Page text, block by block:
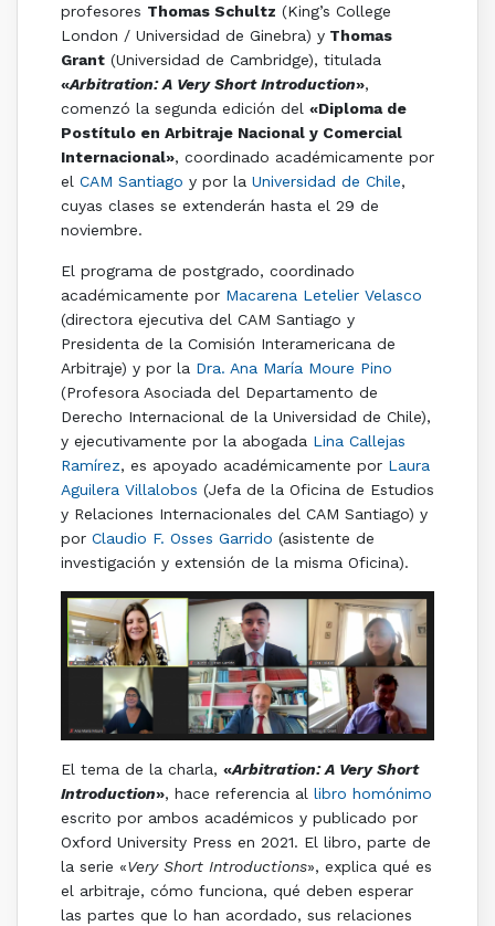
profesores Thomas Schultz (King’s College
London / Universidad de Ginebra) yThomas
Grant(Universidad de Cambridge), titulada
«Arbitration: A Very Short Introduction»,
comenzó la segunda edición del «Diploma de
Postítulo en Arbitraje Nacional y Comercial
Internacional», coordinado académicamente por
el CAM Santiago y por la Universidad de Chile,
cuyas clases se extenderán hasta el 29 de
noviembre.
El programa de postgrado, coordinado
académicamente por Macarena Letelier Velasco
(directora ejecutiva del CAM Santiago y
Presidenta de la Comisión Interamericana de
Arbitraje) y por la Dra. Ana María Moure Pino
(Profesora Asociada del Departamento de
Derecho Internacional de la Universidad de Chile),
y ejecutivamente por la abogada Lina Callejas
Ramírez, es apoyado académicamente por Laura
Aguilera Villalobos (Jefa de la Oficina de Estudios
y Relaciones Internacionales del CAM Santiago) y
por Claudio F. Osses Garrido (asistente de
investigación y extensión de la misma Oficina).
El tema de la charla, «Arbitration: A Very Short
Introduction», hace referencia al libro homónimo
escrito por ambos académicos y publicado por
Oxford University Press en 2021. El libro, parte de
la serie «Very Short Introductions», explica qué es
el arbitraje, cómo funciona, qué deben esperar
las partes que lo han acordado, sus relaciones